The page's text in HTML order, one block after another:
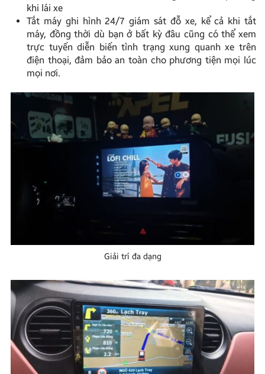
khi lái xe
Tắt máy ghi hình 24/7 giám sát đỗ xe, kể cả khi tắt
máy, đồng thời dù bạn ở bất kỳ đâu cũng có thể xem
trực tuyến diễn biến tình trạng xung quanh xe trên
điện thoại, đảm bảo an toàn cho phương tiện mọi lúc
mọi nơi.
Giải trí đa dạng